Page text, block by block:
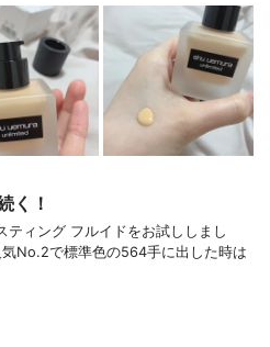
く！
ィング フルイドをお試ししまし
No.2で標準色の564手に出した時は